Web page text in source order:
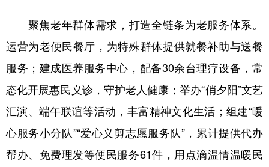
聚焦老年群体需求，打造全链条为老服务体系。
运营为老便民餐厅，为特殊群体提供就餐补助与送餐
服务；建成医养服务中心，配备30余台理疗设备，常
态化开展惠民义诊，守护老人健康；举办“俏夕阳”文艺
汇演、端午联谊等活动，丰富精神文化生活；组建“暖
心服务小分队”“爱心义剪志愿服务队”，累计提供代办
帮办、免费理发等便民服务61件，用点滴温情温暖民